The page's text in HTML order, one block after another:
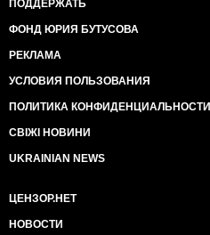
ПОДДЕРЖАТЬ
ФОНД ЮРИЯ БУТУСОВА
РЕКЛАМА
УСЛОВИЯ ПОЛЬЗОВАНИЯ
ПОЛИТИКА КОНФИДЕНЦИАЛЬНОСТИ
СВІЖІ НОВИНИ
UKRAINIAN NEWS
ЦЕНЗОР.НЕТ
НОВОСТИ